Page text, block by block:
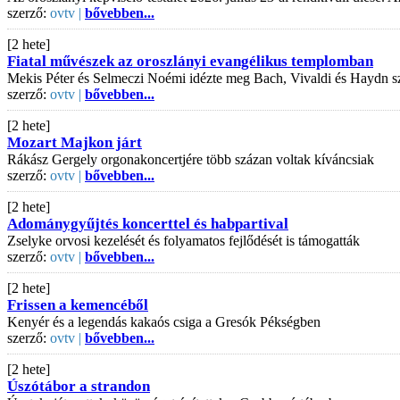
szerző: ovtv | bővebben...
[2 hete]
Fiatal művészek az oroszlányi evangélikus templomban
Mekis Péter és Selmeczi Noémi idézte meg Bach, Vivaldi és Haydn
szerző: ovtv | bővebben...
[2 hete]
Mozart Majkon járt
Rákász Gergely orgonakoncertjére több százan voltak kíváncsiak
szerző: ovtv | bővebben...
[2 hete]
Adománygyűjtés koncerttel és habpartival
Zselyke orvosi kezelését és folyamatos fejlődését is támogatták
szerző: ovtv | bővebben...
[2 hete]
Frissen a kemencéből
Kenyér és a legendás kakaós csiga a Gresók Pékségben
szerző: ovtv | bővebben...
[2 hete]
Úszótábor a strandon